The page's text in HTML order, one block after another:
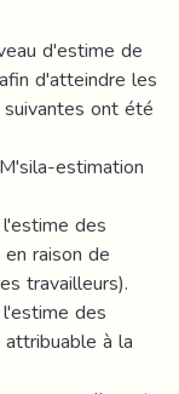
d'estime de
d'atteindre les
ont été
estimation
des
raison de
travailleurs).
des
à la